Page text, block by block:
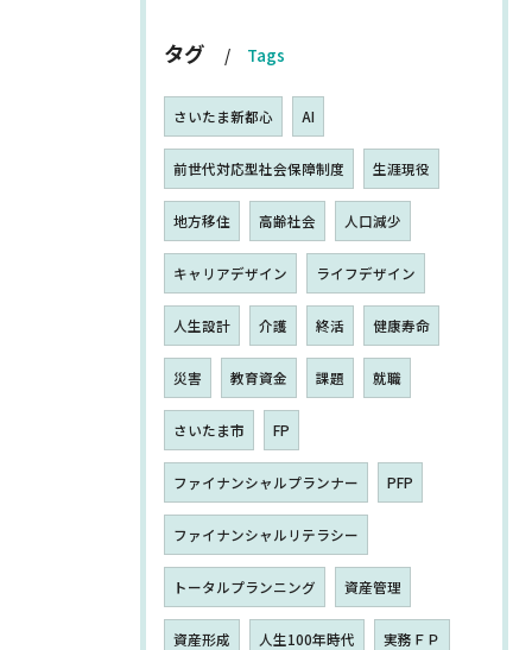
タグ Tags
さいたま新都心 AI
前世代対応型社会保障制度 生涯現役
地方移住 高齢社会 人口減少
キャリアデザイン ライフデザイン
人生設計 介護 終活 健康寿命
災害 教育資金 課題 就職
さいたま市 FP
ファイナンシャルプランナー PFP
ファイナンシャルリテラシー
トータルプランニング 資産管理
資産形成 人生100年時代 実務ＦＰ